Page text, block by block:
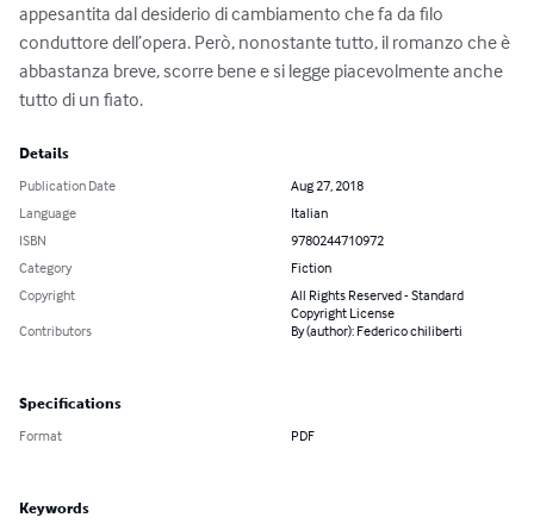
appesantita dal desiderio di cambiamento che fa da filo
conduttore dell’opera. Però, nonostante tutto, il romanzo che è
abbastanza breve, scorre bene e si legge piacevolmente anche
tutto di un fiato.
Details
Publication Date
Aug 27, 2018
Language
Italian
ISBN
9780244710972
Category
Fiction
Copyright
All Rights Reserved - Standard
Copyright License
Contributors
By (author): Federico chiliberti
Specifications
Format PDF
Keywords